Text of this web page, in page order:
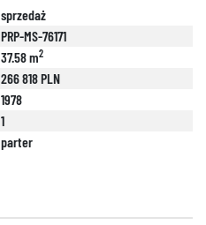
sprzedaż
PRP-MS-76171
37.58 m2
266 818 PLN
1978
1
parter